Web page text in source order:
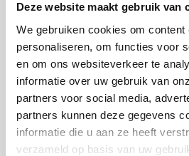
Deze website maakt gebruik van
We gebruiken cookies om content
personaliseren, om functies voor
en om ons websiteverkeer te
informatie over uw gebruik van
partners voor social media,
partners kunnen deze gegevens
informatie die u aan ze heeft
verzameld op basis van uw
Russische
Turkse Lira